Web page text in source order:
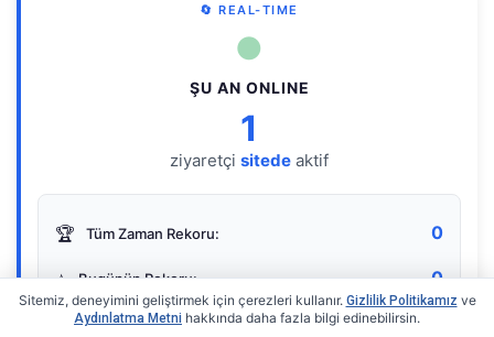
🔄 REAL-TIME
●
ŞU AN ONLINE
1
ziyaretçi sitede aktif
🏆 Tüm Zaman Rekoru: 0
⭐ Bugünün Rekoru: 0
Sitemiz, deneyimini geliştirmek için çerezleri kullanır. Gizlilik Politikamız ve
Aydınlatma Metni hakkında daha fazla bilgi edinebilirsin.